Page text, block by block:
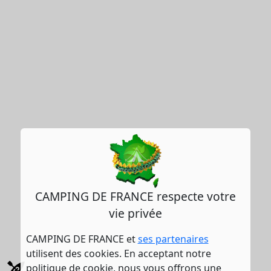
CAMPING DE FRANCE respecte votre
vie privée
CAMPING DE FRANCE etses partenaires
utilisent des cookies. En acceptant notre
politique de cookie, nous vous offrons une